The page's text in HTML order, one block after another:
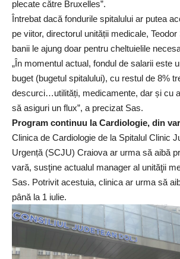
plecate către Bruxelles”.
Întrebat dacă fondurile spitalului ar putea
pe viitor, directorul unității medicale,
banii le ajung doar pentru cheltuielile
„În momentul actual, fondul de salarii este
buget (bugetul spitalului), cu restul de 8%
descurci…utilități, medicamente, dar și cu
să asiguri un flux”, a precizat Sas.
Program continuu la Cardiologie, din
Clinica de Cardiologie de la Spitalul Clinic
Urgență (SCJU) Craiova ar urma să aibă
vară, susţine actualul manager al unităţii
Sas. Potrivit acestuia, clinica ar urma să
până la 1 iulie.